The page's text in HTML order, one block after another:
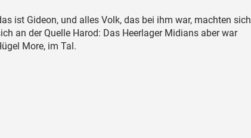
ist Gideon, und alles Volk, das bei ihm war, machten sich
an der Quelle Harod: Das Heerlager Midians aber war
More, im Tal.